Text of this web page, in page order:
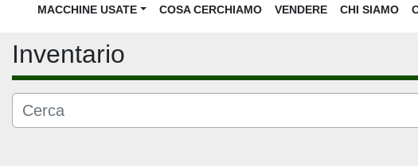
MACCHINE USATE COSA CERCHIAMO VENDERE CHI SIAMO
Inventario